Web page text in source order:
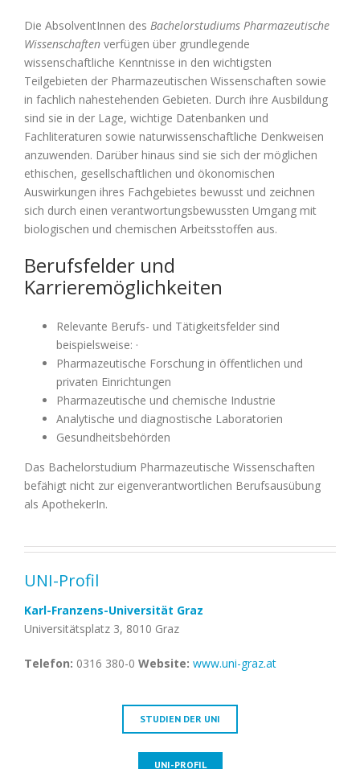
Die AbsolventInnen des Bachelorstudiums Pharmazeutische
Wissenschaften verfügen über grundlegende
wissenschaftliche Kenntnisse in den wichtigsten
Teilgebieten der Pharmazeutischen Wissenschaften sowie
in fachlich nahestehenden Gebieten. Durch ihre Ausbildung
sind sie in der Lage, wichtige Datenbanken und
Fachliteraturen sowie naturwissenschaftliche Denkweisen
anzuwenden. Darüber hinaus sind sie sich der möglichen
ethischen, gesellschaftlichen und ökonomischen
Auswirkungen ihres Fachgebietes bewusst und zeichnen
sich durch einen verantwortungsbewussten Umgang mit
biologischen und chemischen Arbeitsstoffen aus.
Berufsfelder und
Karrieremöglichkeiten
pharmazeutische
Forschung
Entwicklung
setzt
sich
einer
Vielzahl
an
zusammen,
sich
auch
eine
an
Relevante Berufs- und Tätigkeitsfelder sind
beispielsweise: ·
Pharmazeutische Forschung in öffentlichen und
privaten Einrichtungen
Pharmazeutische und chemische Industrie
Analytische und diagnostische Laboratorien
Gesundheitsbehörden
Das Bachelorstudium Pharmazeutische Wissenschaften
befähigt nicht zur eigenverantwortlichen Berufsausübung
als ApothekerIn.
UNI-Profil
Karl-Franzens-Universität Graz
Universitätsplatz 3, 8010 Graz
Telefon: 0316 380-0 Website: www.uni-graz.at
STUDIEN DER UNI
UNI-PROFIL